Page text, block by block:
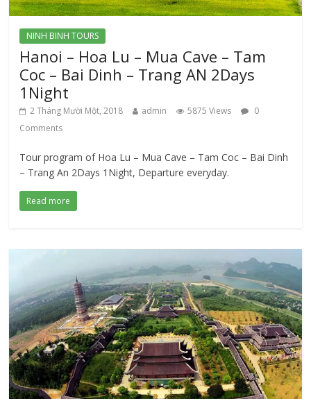
NINH BINH TOURS
Hanoi – Hoa Lu – Mua Cave – Tam
Coc – Bai Dinh – Trang AN 2Days
1Night
2 Tháng Mười Một, 2018 admin 5875 Views
0
Comments
Tour program of Hoa Lu – Mua Cave – Tam Coc – Bai Dinh
– Trang An 2Days 1Night, Departure everyday.
Read more